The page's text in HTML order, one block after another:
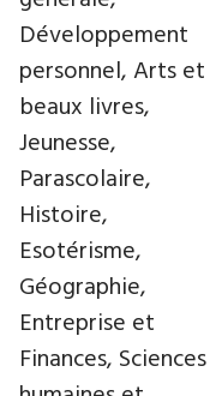
Développement
personnel, Arts et
beaux livres,
Jeunesse,
Parascolaire,
Histoire,
Esotérisme,
Géographie,
Entreprise et
Finances, Sciences